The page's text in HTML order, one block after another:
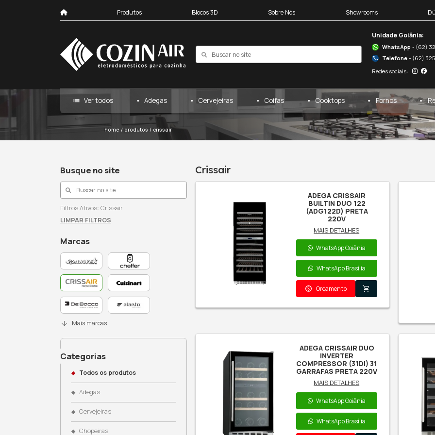
Produtos Blocos 3D Sobre Nós
list Ver todos Adegas Cervejeiras Coifas
home / produtos
Busque no site
Filtros Ativos: Crissair
LIMPAR FILTROS
Crissair